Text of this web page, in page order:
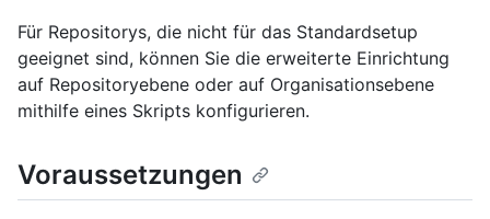
Für Repositorys, die nicht für das Standardsetup
geeignet sind, können Sie die erweiterte Einrichtung
auf Repositoryebene oder auf Organisationsebene
mithilfe eines Skripts konfigurieren.
Voraussetzungen